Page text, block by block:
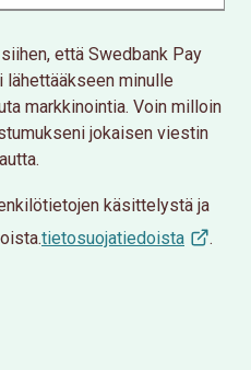
että Swedbank Pay
lähettääkseen minulle
markkinointia. Voin milloin
jokaisen viestin
käsittelystä ja
tietosuojatiedoista .